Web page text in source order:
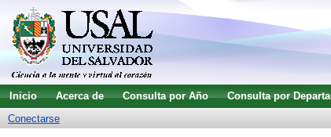
Inicio Acerca de Consulta por Año Consulta por
Conectarse